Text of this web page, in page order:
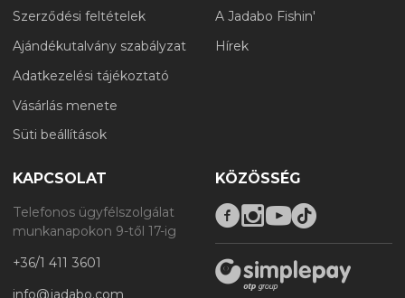
Szerződési feltételek
Ajándékutalvány szabályzat
Adatkezelési tájékoztató
Vásárlás menete
Süti beállítások
A Jadabo Fishin'
Hírek
KAPCSOLAT
Telefonos ügyfélszolgálat
munkanapokon 9-től 17-ig
+36/1 411 3601
KÖZÖSSÉG